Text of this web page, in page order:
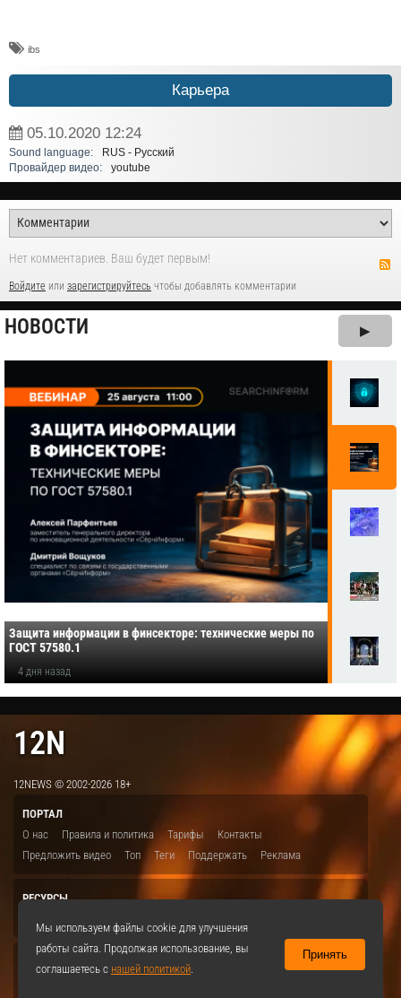
ibs
Карьера
05.10.2020 12:24
Sound language:
RUS - Русский
Провайдер видео:
youtube
Нет комментариев. Ваш будет первым!
Войдите или зарегистрируйтесь чтобы добавлять комментарии
НОВОСТИ ▶
Защита информации в финсекторе: технические меры по
ГОСТ 57580.1
4 дня назад
12N
12NEWS © 2002-2026 18+
ПОРТАЛ
О нас
Правила и политика Тарифы
Контакты
Предложить видео
Топ Теги Поддержать Реклама
РЕСУРСЫ
Мы используем файлы cookie для улучшения
работы сайта. Продолжая использование, вы
соглашаетесь с нашей политикой.
Принять